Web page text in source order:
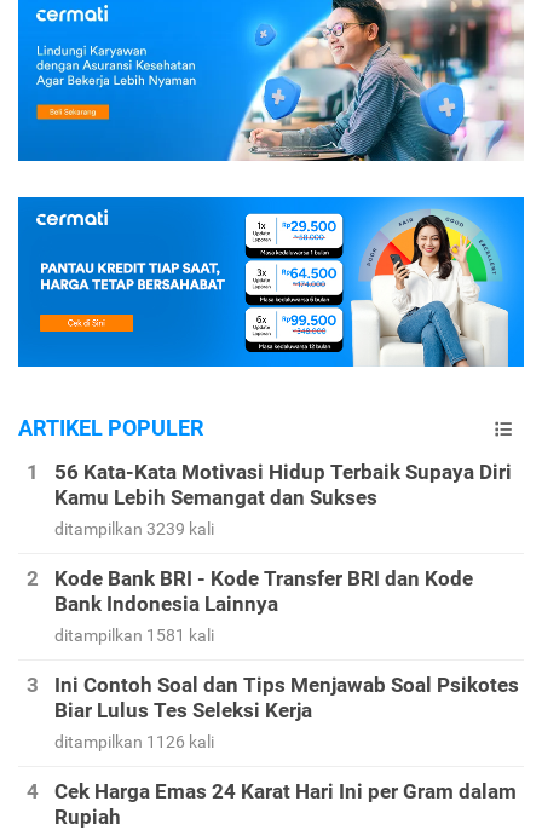
ARTIKEL POPULER
56 Kata-Kata Motivasi Hidup Terbaik Supaya Diri
Kamu Lebih Semangat dan Sukses
ditampilkan 3239 kali
Kode Bank BRI - Kode Transfer BRI dan Kode
Bank Indonesia Lainnya
ditampilkan 1581 kali
Ini Contoh Soal dan Tips Menjawab Soal Psikotes
Biar Lulus Tes Seleksi Kerja
ditampilkan 1126 kali
Cek Harga Emas 24 Karat Hari Ini per Gram dalam
Rupiah